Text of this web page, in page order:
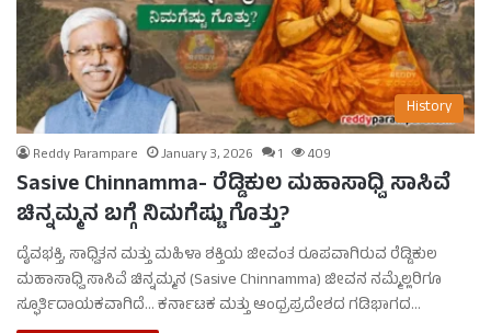
History
Reddy Parampare January 3, 2026 1 409
Sasive Chinnamma- ರೆಡ್ಡಿಕುಲ ಮಹಾಸಾಧ್ವಿ ಸಾಸಿವೆ
ಚಿನ್ನಮ್ಮನ ಬಗ್ಗೆ ನಿಮಗೆಷ್ಟು ಗೊತ್ತು?
ದೈವಭಕ್ತಿ, ಸಾಧ್ವಿತನ ಮತ್ತು ಮಹಿಳಾ ಶಕ್ತಿಯ ಜೀವಂತ ರೂಪವಾಗಿರುವ ರೆಡ್ಡಿಕುಲ
ಮಹಾಸಾಧ್ವಿ ಸಾಸಿವೆ ಚಿನ್ನಮ್ಮನ (Sasive Chinnamma) ಜೀವನ ನಮ್ಮೆಲ್ಲರಿಗೂ
ಸ್ಫೂರ್ತಿದಾಯಕವಾಗಿದೆ… ಕರ್ನಾಟಕ ಮತ್ತು ಆಂಧ್ರಪ್ರದೇಶದ ಗಡಿಭಾಗದ…